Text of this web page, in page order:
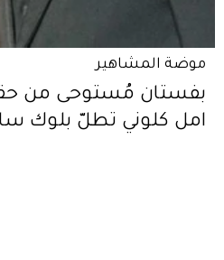
موضة المشاهير
بفستان مُستوحى من
امل كلوني تطلّ بلوك